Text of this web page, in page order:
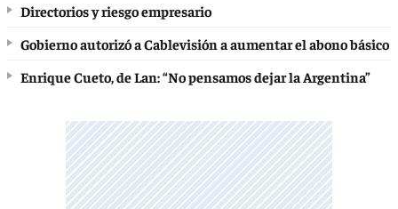
Directorios y riesgo empresario
Gobierno autorizó a Cablevisión a aumentar el abono básico
Enrique Cueto, de Lan: “No pensamos dejar la Argentina”